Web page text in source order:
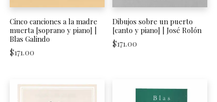
Cinco canciones a la madre
muerta [soprano y piano] |
Blas Galindo
$171.00
Dibujos sobre un puerto
[canto y piano] | José Rolón
$171.00